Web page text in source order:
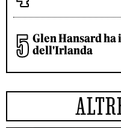
Glen Hansard
dell'Irlanda